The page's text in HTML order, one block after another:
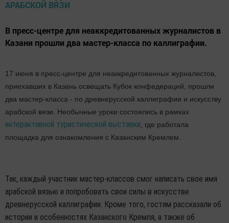
В пресс-центре для неаккредитованных журналистов в
Казани прошли два мастер-класса по каллиграфии.
17 июня в пресс-центре для неаккредитованных журналистов,
приехавших в Казань освещать Кубок конфедераций, прошли
два мастер-класса - по древнерусской каллиграфии и искусству
арабской вязи. Необычные уроки состоялись в рамках
интерактивной туристической выставки, где работала
площадка для ознакомления с Казанским Кремлем.
Так, каждый участник мастер-классов смог написать свое имя
арабской вязью и попробовать свои силы в искусстве
древнерусской каллиграфии. Кроме того, гостям рассказали об
истории и особенностях Казанского Кремля, а также об